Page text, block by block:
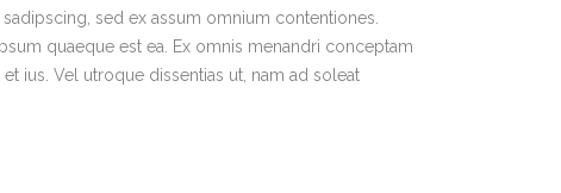
sed ex assum omnium contentiones.
quaeque est ea. Ex omnis menandri conceptam
ius. Vel utroque dissentias ut, nam ad soleat